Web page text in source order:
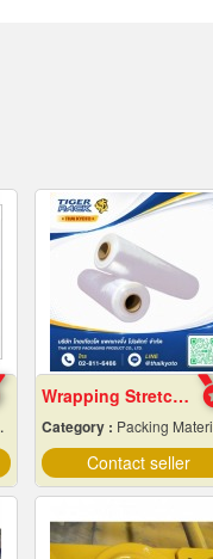
Wrapping Stretch Film
Category : Packing Materials-Mechanical
Contact seller